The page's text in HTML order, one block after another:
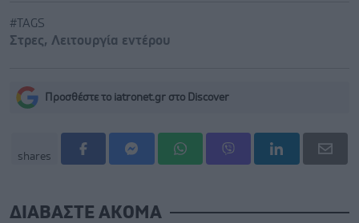
#TAGS
Στρες, Λειτουργία εντέρου
Προσθέστε το iatronet.gr στο Discover
shares
ΔΙΑΒΑΣΤΕ ΑΚΟΜΑ